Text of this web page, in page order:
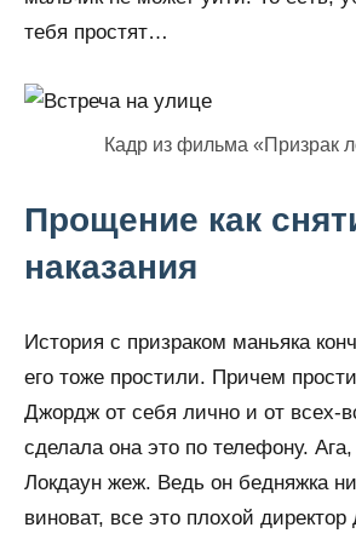
тебя простят…
Кадр из фильма «Призрак
Прощение как
наказания
История с призраком маньяка
его тоже простили. Причем
Джордж от себя лично и от всех-
сделала она это по телефону. Ага,
Локдаун жеж. Ведь он бедняжка
виноват, все это плохой директор